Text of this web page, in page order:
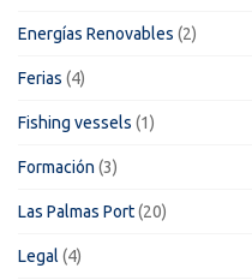
Energías Renovables (2)
Ferias (4)
Fishing vessels (1)
Formación (3)
Las Palmas Port(20)
Legal (4)